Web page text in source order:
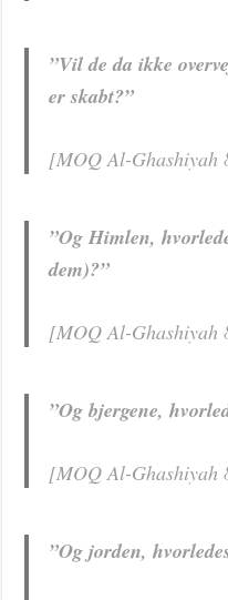
”Vil de da ikke
er skabt?”
[MOQ Al-Ghashiyah
”Og Himlen,
dem)?”
[MOQ Al-Ghashiyah
”Og bjergene,
[MOQ Al-Ghashiyah
”Og jorden,